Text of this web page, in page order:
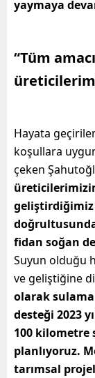
yaymaya
“Tüm
Hayata
koşullara
çeken
fidan soğan
Suyun olduğu
ve geliştiğine
olarak
desteği 2023
100 kilometre
planlıyoruz.
tarımsal